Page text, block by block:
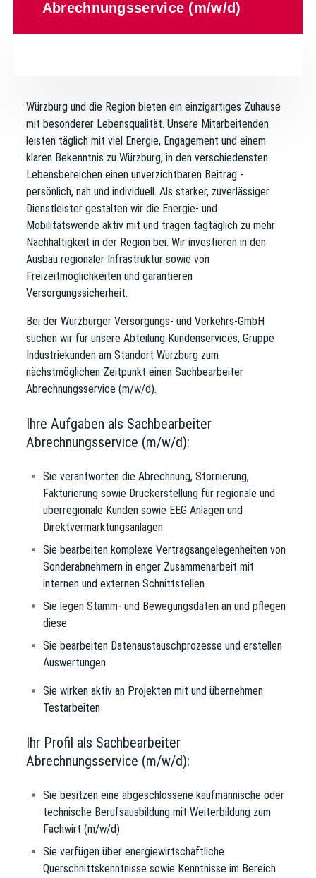
Abrechnungsservice (m/w/d)
Würzburg und die Region bieten ein einzigartiges Zuhause
mit besonderer Lebensqualität. Unsere Mitarbeitenden
leisten täglich mit viel Energie, Engagement und einem
klaren Bekenntnis zu Würzburg, in den verschiedensten
Lebensbereichen einen unverzichtbaren Beitrag -
persönlich, nah und individuell. Als starker, zuverlässiger
Dienstleister gestalten wir die Energie- und
Mobilitätswende aktiv mit und tragen tagtäglich zu mehr
Nachhaltigkeit in der Region bei. Wir investieren in den
Ausbau regionaler Infrastruktur sowie von
Freizeitmöglichkeiten und garantieren
Versorgungssicherheit.
Bei derWürzburger Versorgungs- und Verkehrs-GmbH
suchen wir für unsereAbteilung Kundenservices, Gruppe
Industriekunden am Standort Würzburg zum
nächstmöglichen Zeitpunkt einenSachbearbeiter
Abrechnungsservice (m/w/d).
Ihre Aufgaben als Sachbearbeiter
Abrechnungsservice (m/w/d):
Sie verantworten die Abrechnung, Stornierung,
Fakturierung sowie Druckerstellung für regionale und
überregionale Kunden sowie EEG Anlagen und
Direktvermarktungsanlagen
Sie bearbeiten komplexe Vertragsangelegenheiten von
Sonderabnehmern in enger Zusammenarbeit mit
internen und externen Schnittstellen
Sie legen Stamm- und Bewegungsdaten an und pflegen
diese
Sie bearbeiten Datenaustauschprozesse und erstellen
Auswertungen
Sie wirken aktiv an Projekten mit und übernehmen
Testarbeiten
Ihr Profil als Sachbearbeiter
Abrechnungsservice (m/w/d):
Sie besitzen eine abgeschlossene kaufmännische oder
technische Berufsausbildung mit Weiterbildung zum
Fachwirt (m/w/d)
Sie verfügen über energiewirtschaftliche
Querschnittskenntnisse sowie Kenntnisse im Bereich